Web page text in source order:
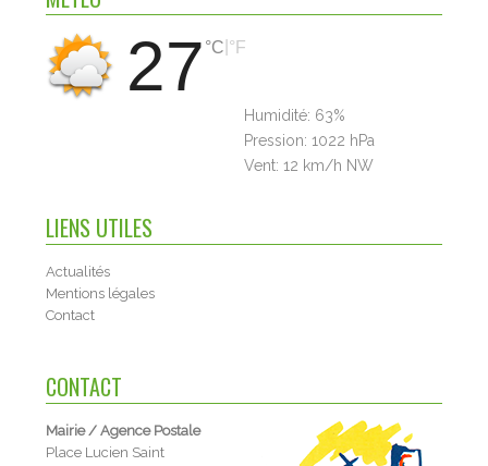
27 °C °F
Humidité: 63%
Pression: 1022 hPa
Vent: 12 km/h NW
LIENS UTILES
Actualités
Mentions légales
Contact
CONTACT
Mairie / Agence Postale
Place Lucien Saint